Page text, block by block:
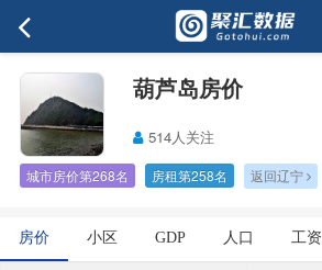
葫芦岛房价
514人关注
城市房价第268名 房租第258名 返回辽宁
房价 小区 GDP 人口 工资